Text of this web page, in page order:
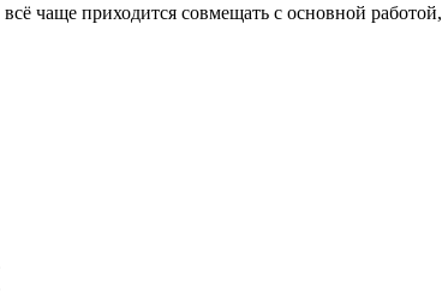
чаще приходится совмещать с основной